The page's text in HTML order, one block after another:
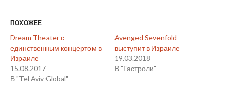
ПОХОЖЕЕ
Dream Theater с
единственным концертом в
Израиле
15.08.2017
В "Tel Aviv Global"
Avenged Sevenfold
выступит в Израиле
19.03.2018
В "Гастроли"